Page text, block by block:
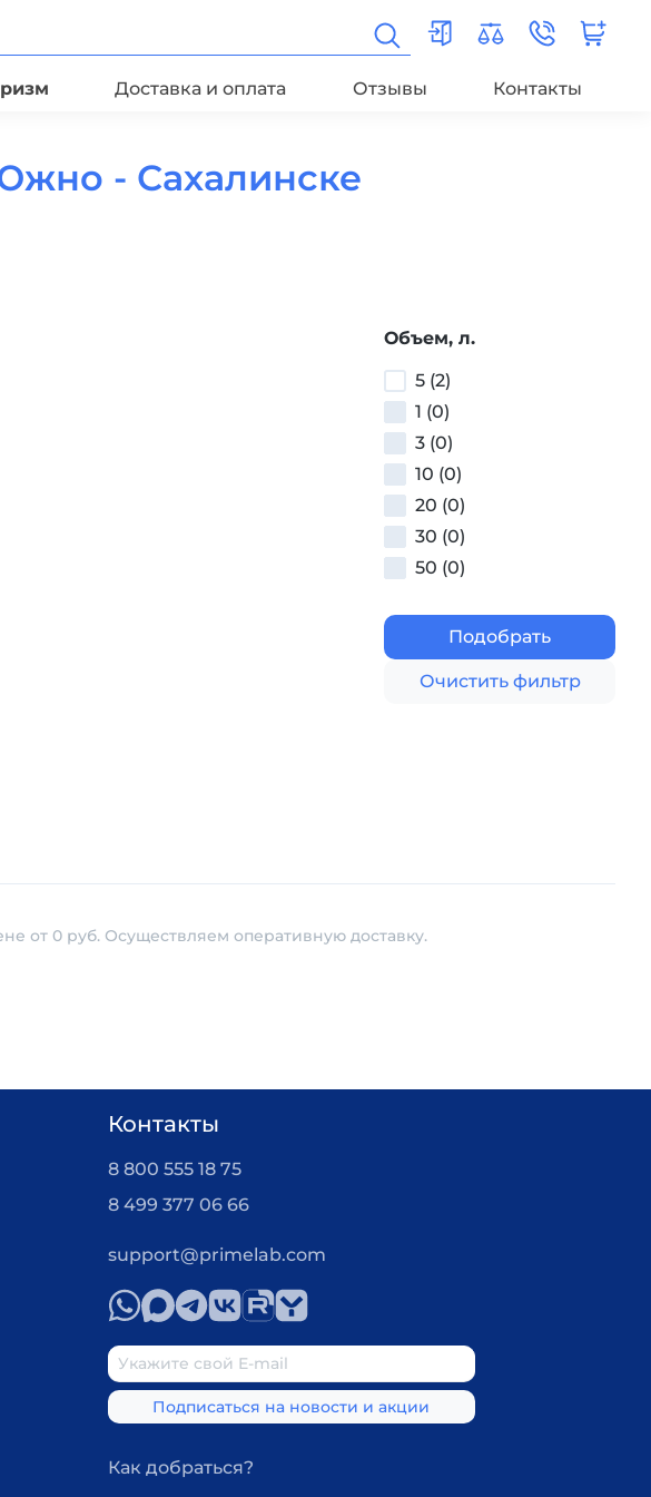
Доставка и оплата Отзывы Контакты
- Сахалинске
Объем, л.
5 (2)
1 (0)
3 (0)
10 (0)
20 (0)
30 (0)
50 (0)
Подобрать
Очистить фильтр
от 0 руб. Осуществляем оперативную доставку.
Контакты
8 800 555 18 75
8 499 377 06 66
support@primelab.com
Как добраться?